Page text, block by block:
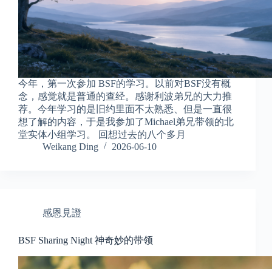
今年，第一次参加 BSF的学习。以前对BSF没有概
念，感觉就是普通的查经。感谢利波弟兄的大力推
荐。今年学习的是旧约里面不太熟悉、但是一直很
想了解的内容，于是我参加了Michael弟兄带领的北
堂实体小组学习。 回想过去的八个多月
Weikang Ding
2026-06-10
感恩見證
BSF Sharing Night 神奇妙的带领